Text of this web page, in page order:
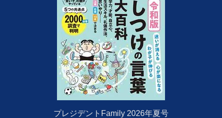
プレジデントFamily 2026年夏号